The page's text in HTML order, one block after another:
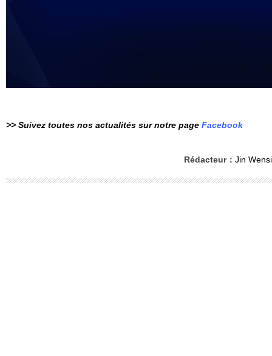
>> Suivez toutes nos actualités sur notre page Facebook
Rédacteur： Jin Wensi